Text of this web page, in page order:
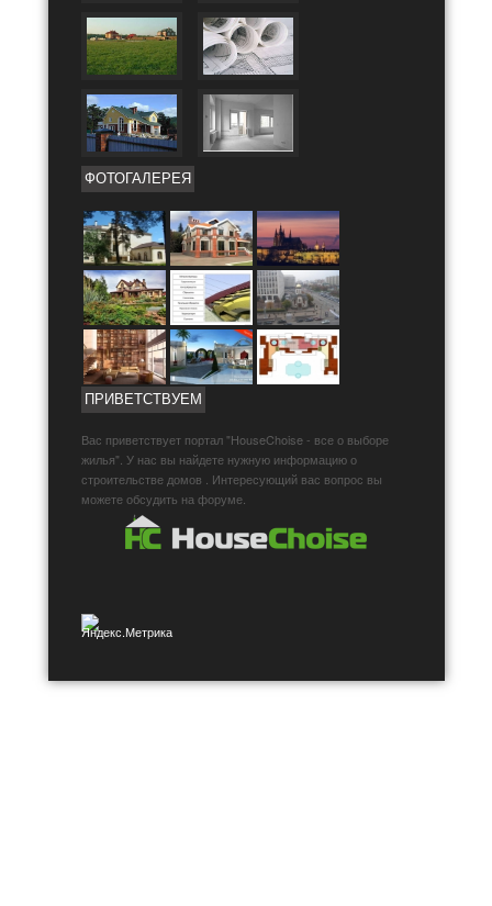
ФОТОГАЛЕРЕЯ
ПРИВЕТСТВУЕМ
Вас приветствует портал "HouseChoise - все о выборе
жилья". У нас вы найдете нужную информацию о
строительстве домов . Интересующий вас вопрос вы
можете обсудить на форуме.